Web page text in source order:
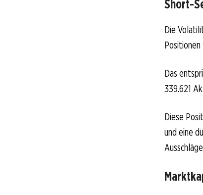
Short-
Die
Das
339.621
Diese
und eine